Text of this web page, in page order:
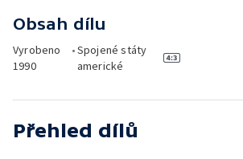
Obsah dílu
Vyrobeno
1990
•Spojené státy
americké
Přehled dílů